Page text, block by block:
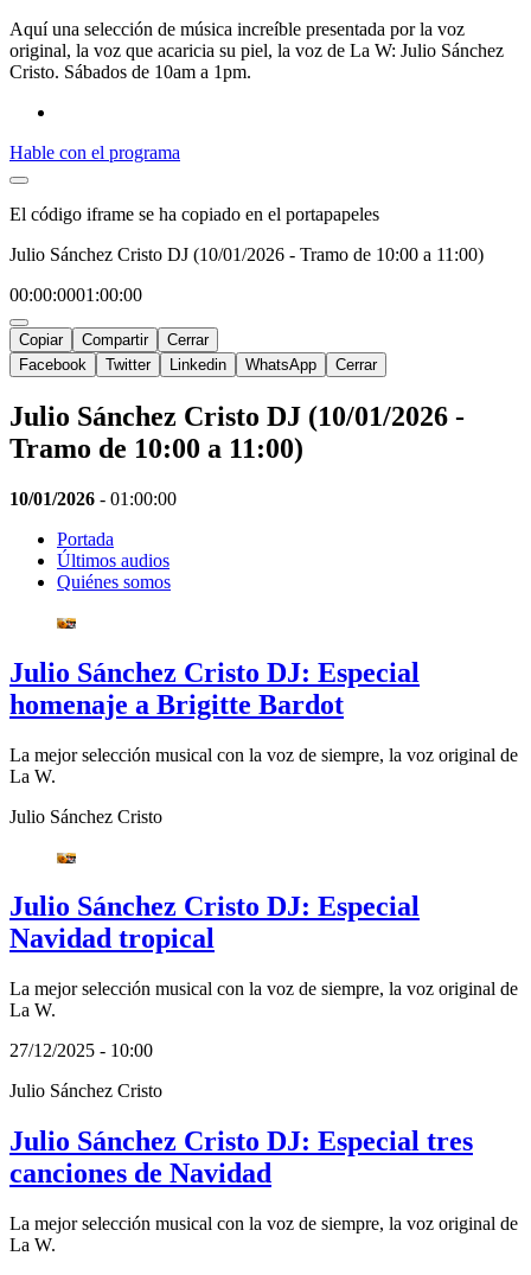
Aquí una selección de música increíble presentada por la voz
original, la voz que acaricia su piel, la voz de La W: Julio Sánchez
Cristo. Sábados de 10am a 1pm.
Hable con el programa
El código iframe se ha copiado en el portapapeles
Julio Sánchez Cristo DJ (10/01/2026 - Tramo de 10:00 a 11:00)
00:00:0001:00:00
Copiar Compartir
Cerrar
Facebook
Twitter Linkedin WhatsApp Cerrar
Julio Sánchez Cristo DJ (10/01/2026 -
Tramo de 10:00 a 11:00)
10/01/2026 - 01:00:00
Portada
Últimos audios
Quiénes somos
Julio Sánchez Cristo DJ: Especial
homenaje a Brigitte Bardot
La mejor selección musical con la voz de siempre, la voz original de
La W.
Julio Sánchez Cristo
Julio Sánchez Cristo DJ: Especial
Navidad tropical
La mejor selección musical con la voz de siempre, la voz original de
La W.
27/12/2025 - 10:00
Julio Sánchez Cristo
Julio Sánchez Cristo DJ: Especial tres
canciones de Navidad
La mejor selección musical con la voz de siempre, la voz original de
La W.